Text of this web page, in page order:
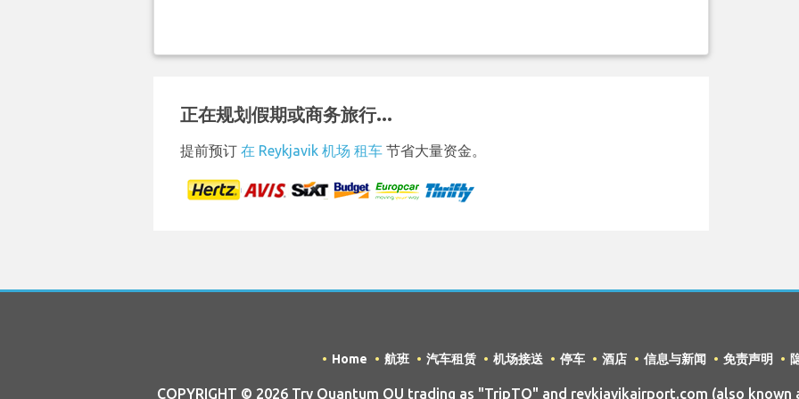
正在规划假期或商务旅行...
提前预订 在 Reykjavik 机场 租车 节省大量资金。
Home 航班 汽车租赁 机场接送 停车 酒店 信息与新闻 免责声明
COPYRIGHT © 2026 Try Quantum OU trading as "TripTQ" and reykjavikairport.com (also